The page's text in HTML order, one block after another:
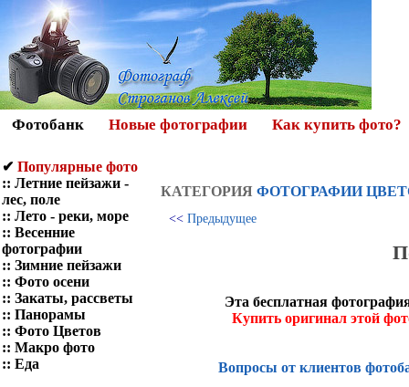
Фотобанк Новые фотографии Как купить фото?
✔ Популярные фото
:: Летние пейзажи -
лес, поле
:: Лето - реки, море
:: Весенние
фотографии
:: Зимние пейзажи
:: Фото осени
:: Закаты, рассветы
:: Панорамы
:: Фото Цветов
:: Макро фото
:: Еда
КАТЕГОРИЯ ФОТОГРАФИИ
<< Предыдущее
Эта бесплатная
Купить оригинал этой
Вопросы от клиентов